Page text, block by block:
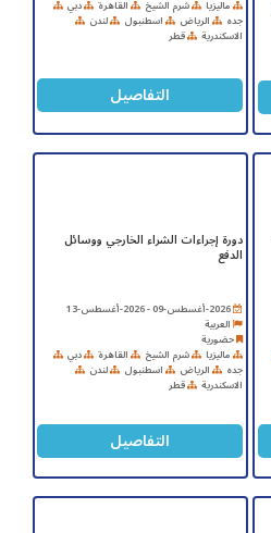
ماليزيا شرم الشيخ القاهرة دبي
جده الرياض اسطنبول لندن
الاسكندرية قطر
التفاصيل
دورة إجراءات الشراء الخارجي ووسائل
الدفع
2026-أغسطس-09 - 2026-أغسطس-13
العربية
حضورية
ماليزيا شرم الشيخ القاهرة دبي
جده الرياض اسطنبول لندن
الاسكندرية قطر
التفاصيل